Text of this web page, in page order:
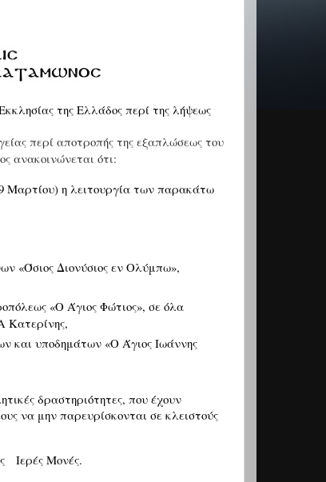
της Ελλάδος περί της λήψεως
περί αποτροπής της εξαπλώσεως του
ανακοινώνεται ότι:
Μαρτίου) η λειτουργία των παρακάτω
«Όσιος Διονύσιος εν Ολύμπω»,
«Ο Άγιος Φώτιος», σε όλα
Κατερίνης,
και υποδημάτων «Ο Άγιος Ιωάννης
δραστηριότητες, που έχουν
να μην παρευρίσκονται σε κλειστούς
Ιερές Μονές.